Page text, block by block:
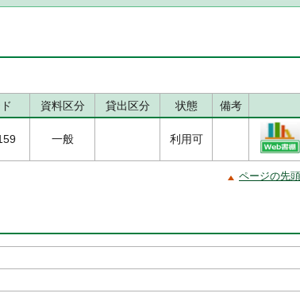
資料区分 貸出区分 状態 備考
一般 利用可
ページの先